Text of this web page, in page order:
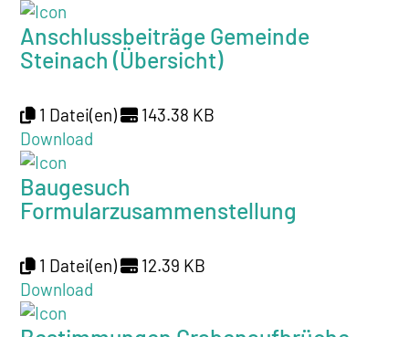
Anschlussbeiträge Gemeinde
Steinach (Übersicht)
1 Datei(en)
143.38 KB
Download
Baugesuch
Formularzusammenstellung
1 Datei(en)
12.39 KB
Download